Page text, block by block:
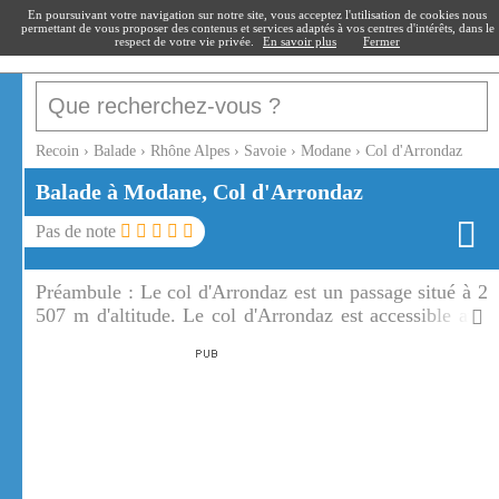
recoin.fr
Recoin › Balade › Rhône Alpes › Savoie › Modane › Col d'Arrondaz
Balade à Modane, Col d'Arrondaz
Pas de note
Préambule : Le col d'Arrondaz est un passage situé à 2
507 m d'altitude. Le col d'Arrondaz est accessible aux
En poursuivant votre navigation sur notre site, vous acceptez l'utilisation de cookies nous
permettant de vous proposer des contenus et services adaptés à vos centres d'intérêts, dans le
respect de votre vie privée.
En savoir plus Fermer